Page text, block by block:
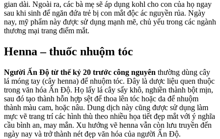
gian dài. Ngoài ra, các bà mẹ sẽ áp dụng kohl cho con của họ ngay
sau khi sinh để ngăn đứa trẻ bị con mắt độc ác nguyền rủa. Ngày
nay, mỹ phẩm này được sử dụng mạnh mẽ, chủ yếu trong các ngành
thương mại trang điểm mắt.
Henna – thuốc nhuộm tóc
Người Ấn Độ từ thế kỷ 20 trước công nguyên thường dùng cây
lá móng tay (cây henna) để nhuộm tóc. Đây là dược liệu quen thuộc
trong văn hóa Ấn Độ. Họ lấy lá cây sấy khô, nghiền thành bột mịn,
sau đó tạo thành hỗn hợp sệt để thoa lên tóc hoặc da để nhuộm
thành màu cam, hoặc nâu. Dung dịch này cũng được sử dụng làm
mực vẽ trang trí các hình thù theo nhiều họa tiết đẹp mắt với ý nghĩa
cầu bình an, may mắn. Xu hướng vẽ henna vẫn còn lưu truyền đến
ngày nay và trở thành nét đẹp văn hóa của người Ấn Độ.